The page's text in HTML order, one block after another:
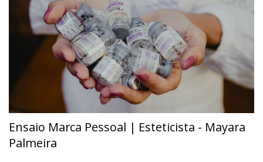
Ensaio Marca Pessoal | Esteticista - Mayara
Palmeira